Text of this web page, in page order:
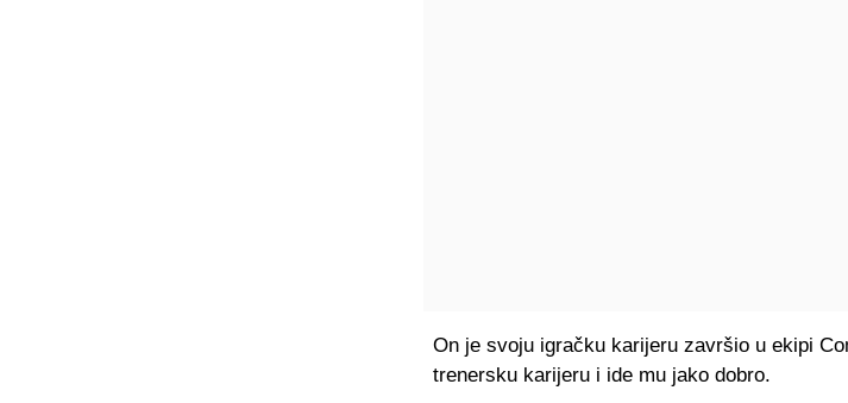
On je svoju igračku karijeru završio u ekipi
trenersku karijeru i ide mu jako dobro.